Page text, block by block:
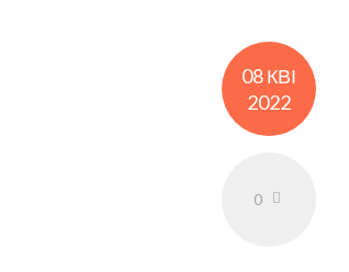
08 КВІ
2022
0